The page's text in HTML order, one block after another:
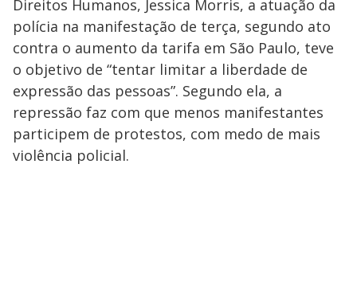
Direitos Humanos, Jessica Morris, a atuação da
polícia na manifestação de terça, segundo ato
contra o aumento da tarifa em São Paulo, teve
o objetivo de “tentar limitar a liberdade de
expressão das pessoas”. Segundo ela, a
repressão faz com que menos manifestantes
participem de protestos, com medo de mais
violência policial.